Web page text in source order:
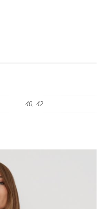
40, 42